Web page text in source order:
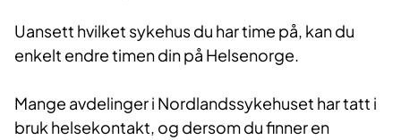
Uansett hvilket sykehus du har time på, kan du
enkelt endre timen din på Helsenorge.
Mange avdelinger i Nordlandssykehuset har tatt i
bruk helsekontakt, og dersom du finner en